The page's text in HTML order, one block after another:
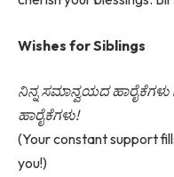
Wishes for Siblings
ನಿನ್ನ ಸಮಾನ್ವಯದ
ಹಾರೈಕೆಗಳು!
(Your constant support
you!)